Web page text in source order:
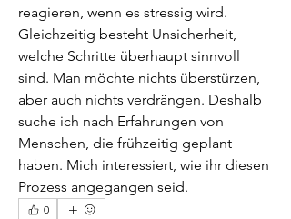
reagieren, wenn es stressig wird.
Gleichzeitig besteht Unsicherheit,
welche Schritte überhaupt sinnvoll
sind. Man möchte nichts überstürzen,
aber auch nichts verdrängen. Deshalb
suche ich nach Erfahrungen von
Menschen, die frühzeitig geplant
haben. Mich interessiert, wie ihr diesen
Prozess angegangen seid.
0